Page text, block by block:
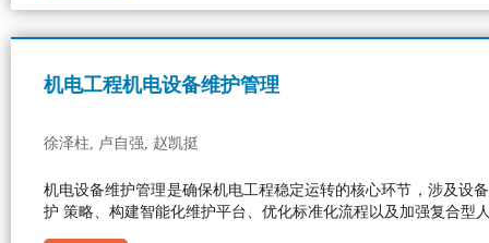
机电工程机电设备维护管理
徐泽柱, 卢自强, 赵凯挺
机电设备维护管理是确保机电工程稳定运转的核心环节，涉及设
护 策略、构建智能化维护平台、优化标准化流程以及加强复合型